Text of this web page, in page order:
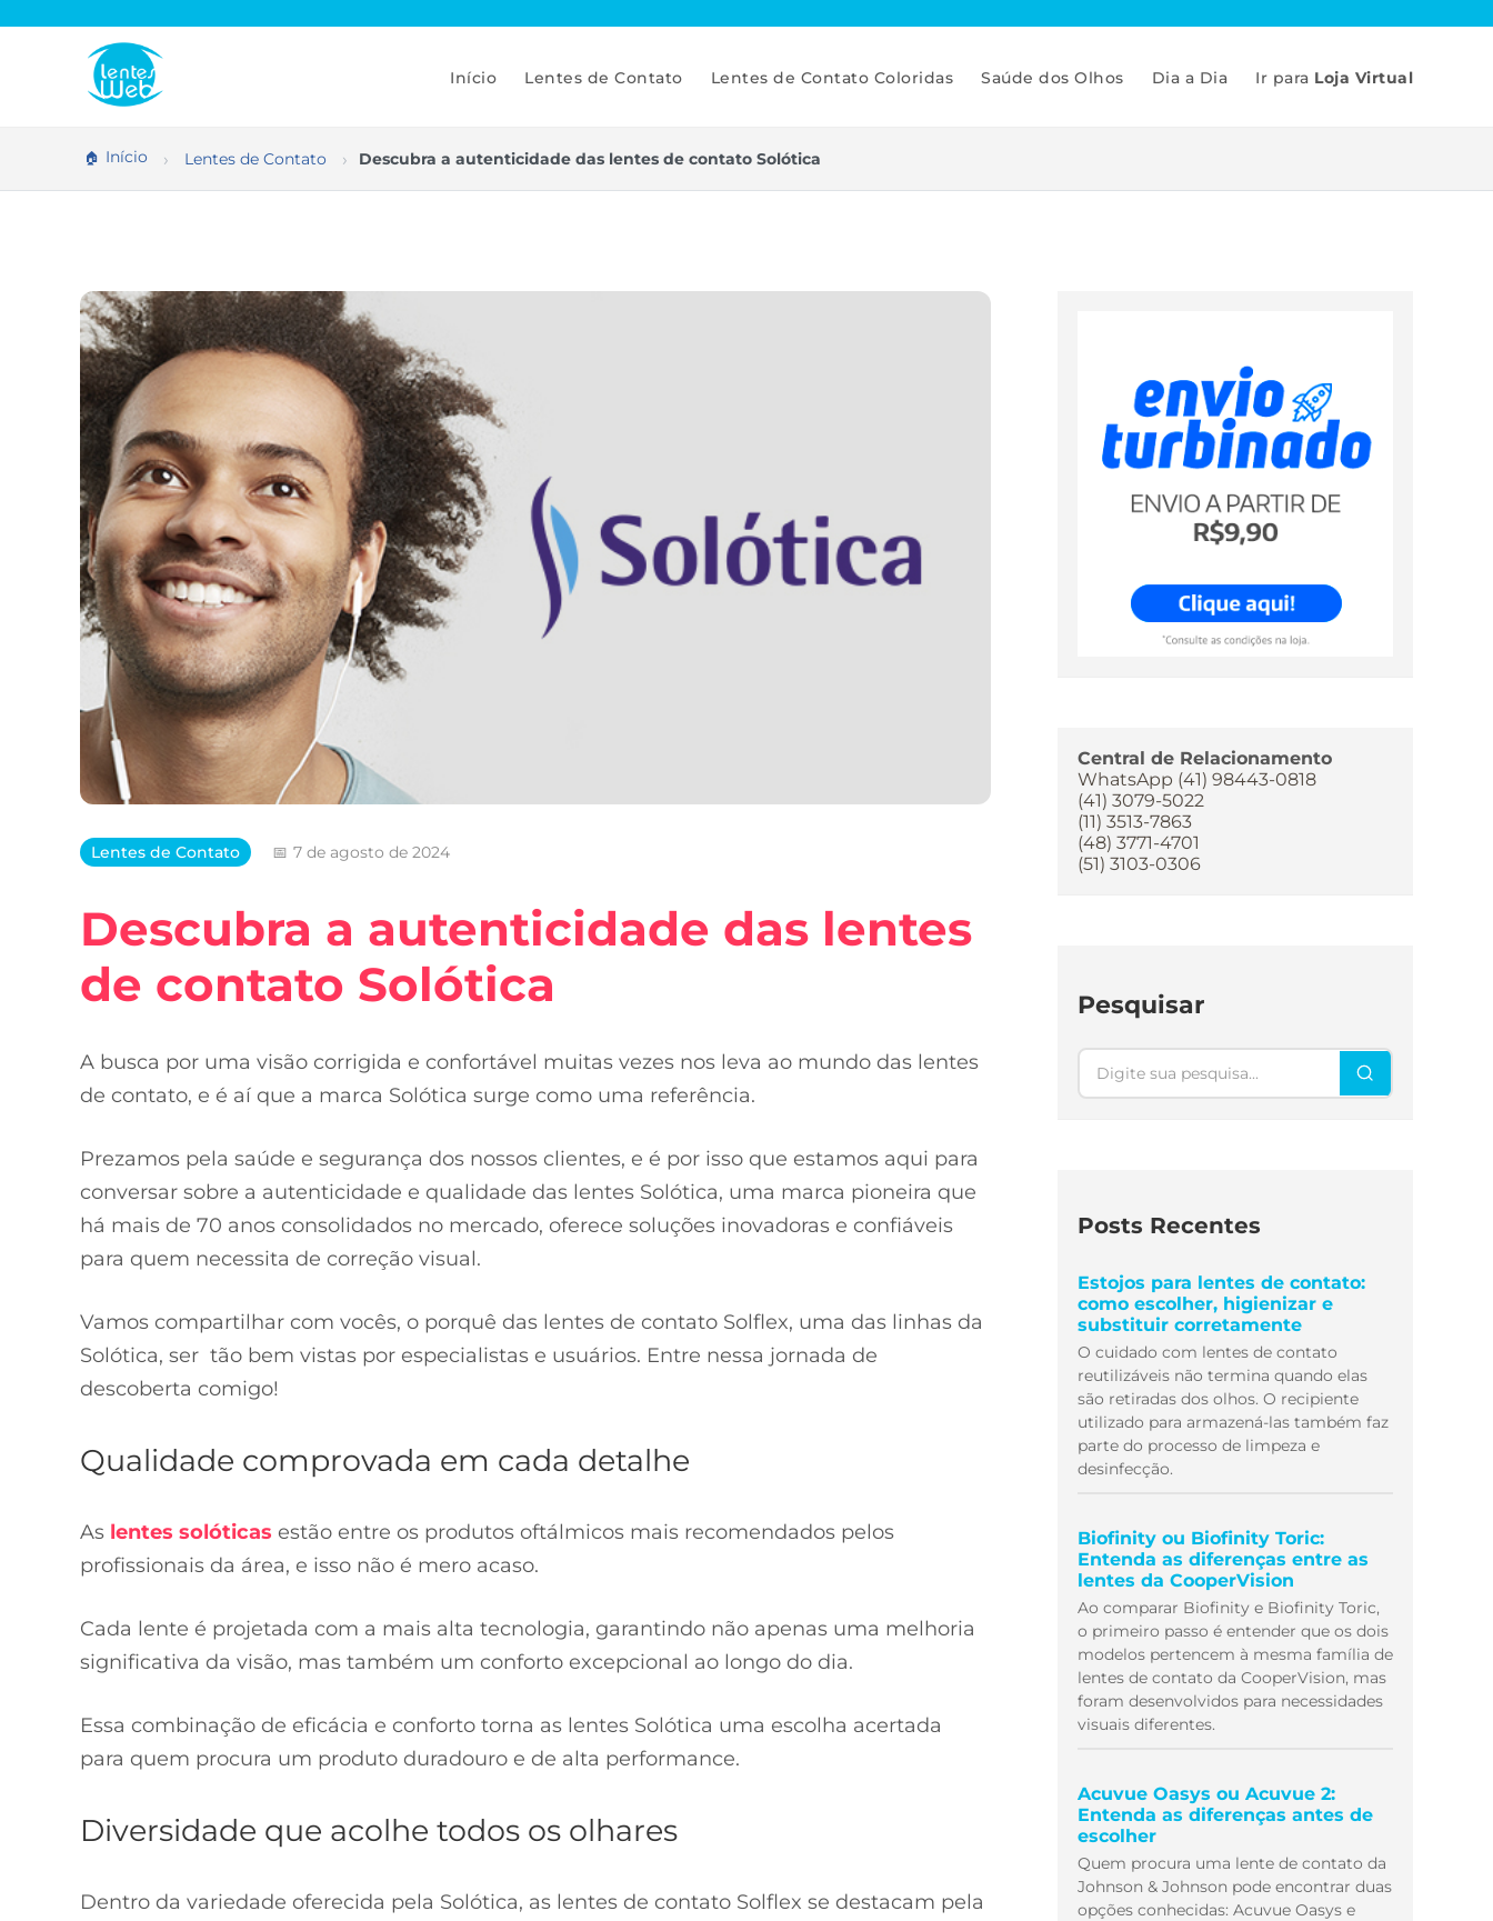
para
Início Lentes de Contato Lentes de Contato Coloridas Saúde dos Olhos Dia a Dia Ir para Loja Virtual
Início Lentes de Contato Descubra a autenticidade das lentes de contato Solótica
Lentes de Contato 7 de agosto de 2024
Descubra a autenticidade das lentes
de contato Solótica
A busca por uma visão corrigida e confortável muitas vezes nos leva ao mundo das lentes
de contato, e é aí que a marca Solótica surge como uma referência.
Prezamos pela saúde e segurança dos nossos clientes, e é por isso que estamos aqui para
conversar sobre a autenticidade e qualidade das lentes Solótica, uma marca pioneira que
há mais de 70 anos consolidados no mercado, oferece soluções inovadoras e confiáveis
para quem necessita de correção visual.
Vamos compartilhar com vocês, o porquê das lentes de contato Solflex, uma das linhas da
Solótica, ser tão bem vistas por especialistas e usuários. Entre nessa jornada de
descoberta comigo!
Qualidade comprovada em cada detalhe
As lentes solóticas estão entre os produtos oftálmicos mais recomendados pelos
profissionais da área, e isso não é mero acaso.
Cada lente é projetada com a mais alta tecnologia, garantindo não apenas uma melhoria
significativa da visão, mas também um conforto excepcional ao longo do dia.
Essa combinação de eficácia e conforto torna as lentes Solótica uma escolha acertada
para quem procura um produto duradouro e de alta performance.
Diversidade que acolhe todos os olhares
Dentro da variedade oferecida pela Solótica, as lentes de contato Solflex se destacam pela
Central de Relacionamento
WhatsApp (41) 98443-0818
(41) 3079-5022
(11) 3513-7863
(48) 3771-4701
(51) 3103-0306
Pesquisar
Pesquisar
Posts Recentes
Estojos para lentes de contato:
como escolher, higienizar e
substituir corretamente
O cuidado com lentes de contato
reutilizáveis não termina quando elas
são retiradas dos olhos. O recipiente
utilizado para armazená-las também faz
parte do processo de limpeza e
desinfecção.
Biofinity ou Biofinity Toric:
Entenda as diferenças entre as
lentes da CooperVision
Ao comparar Biofinity e Biofinity Toric,
o primeiro passo é entender que os dois
modelos pertencem à mesma família de
lentes de contato da CooperVision, mas
foram desenvolvidos para necessidades
visuais diferentes.
Acuvue Oasys ou Acuvue 2:
Entenda as diferenças antes de
escolher
Quem procura uma lente de contato da
Johnson & Johnson pode encontrar duas
opções conhecidas: Acuvue Oasys e